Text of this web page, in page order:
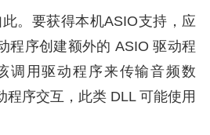
。要获得本机ASIO支持，应
程序创建额外的 ASIO 驱动程
调用驱动程序来传输音频数
程序交互，此类 DLL 可能使用